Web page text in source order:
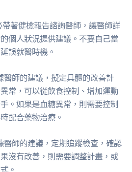
帶著健檢報告諮詢醫師，讓醫師詳
個人狀況提供建議。不要自己當
誤就醫時機。
醫師的建議，擬定具體的改善計
常，可以從飲食控制、增加運動
。如果是血糖異常，則需要控制
配合藥物治療。
醫師的建議，定期追蹤檢查，確認
沒有改善，則需要調整計畫，或
。